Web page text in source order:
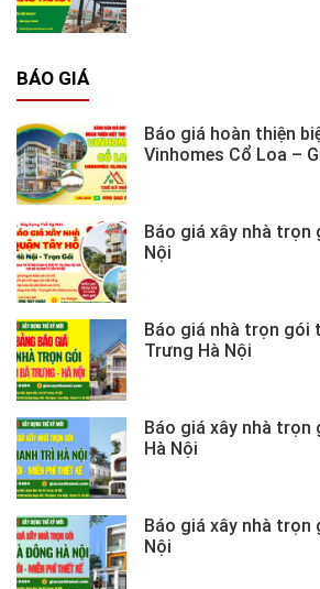
BÁO GIÁ
Báo giá hoàn thiện
Vinhomes Cổ Loa –
Báo giá xây nhà trọn
Nội
Báo giá nhà trọn gói
Trưng Hà Nội
Báo giá xây nhà trọn
Hà Nội
Báo giá xây nhà trọn
Nội